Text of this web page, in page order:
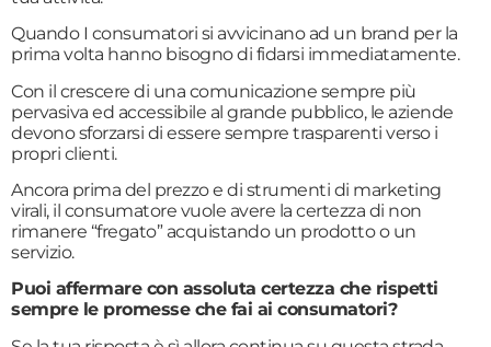
Quando I consumatori si avvicinano ad un brand per la
prima volta hanno bisogno di fidarsi immediatamente.
Con il crescere di una comunicazione sempre più
pervasiva ed accessibile al grande pubblico, le aziende
devono sforzarsi di essere sempre trasparenti verso i
propri clienti.
Ancora prima del prezzo e di strumenti di marketing
virali, il consumatore vuole avere la certezza di non
rimanere “fregato” acquistando un prodotto o un
servizio.
Puoi affermare con assoluta certezza che rispetti
sempre le promesse che fai ai consumatori?